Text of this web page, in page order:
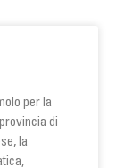
per la
di
la